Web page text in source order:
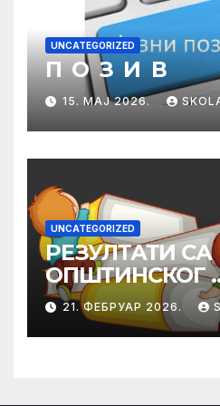
UNCATEGORIZED
П О З И В
15. МАЈ 2026.
UNCATEGORIZED
РЕЗУЛТАТИ СА
ОПШТИНСКОГ
ТАКМИЧЕЊА
ПРАВОСЛАВНЕ
ВЈЕРОНАУКЕ
21. ФЕБРУАР 2026.